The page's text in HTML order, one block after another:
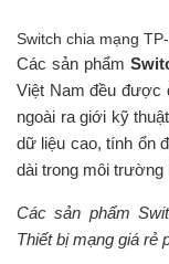
Switch chia mạng
Các sản phẩm
Việt Nam đều được
ngoài ra giới kỹ
dữ liệu cao, tính ổn
dài trong môi
Các sản phẩm
Thiết bị mạng giá rẻ